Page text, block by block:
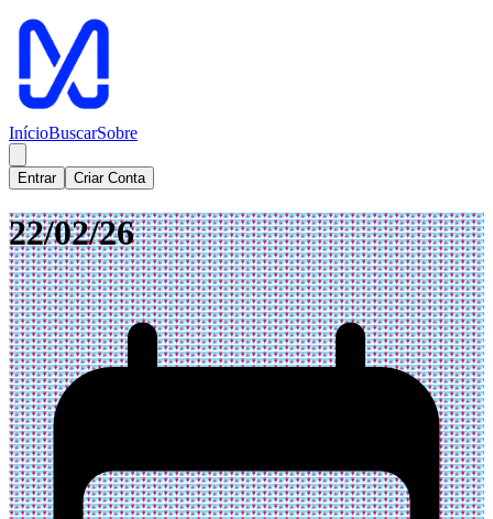
InícioBuscarSobre
Entrar Criar Conta
22/02/26